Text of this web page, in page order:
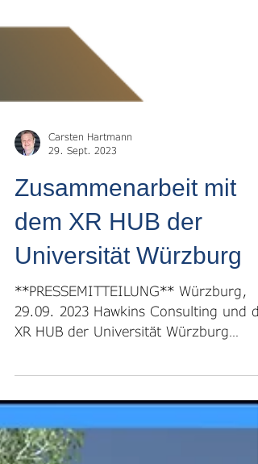
Carsten Hartmann
29. Sept. 2023
Zusammenarbeit mit
dem XR HUB der
29.09. 2023 Hawkins Consulting und der
XR HUB der Universität Würzburg
setzen neue Maßstäbe in der...